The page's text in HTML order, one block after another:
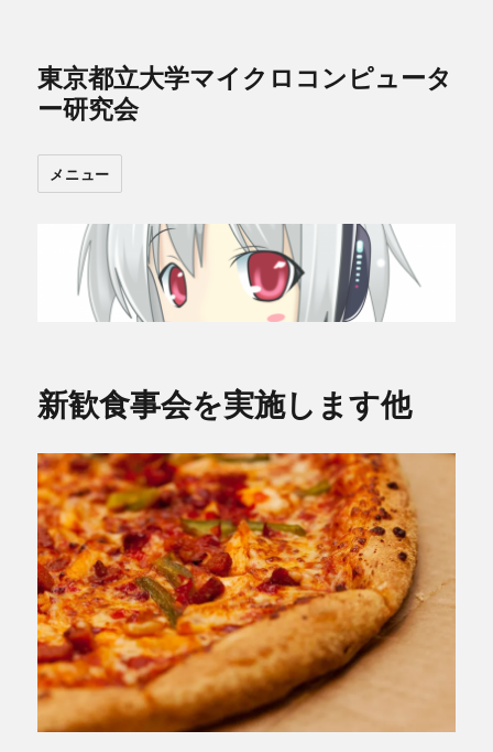
東京都立大学マイクロコンピュータ
ー研究会
メニュー
新歓食事会を実施します他